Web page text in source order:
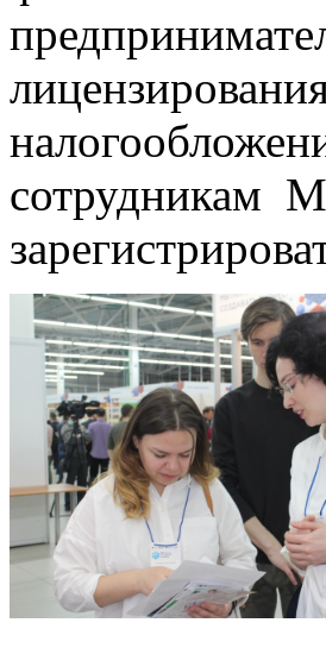
сотрудникам